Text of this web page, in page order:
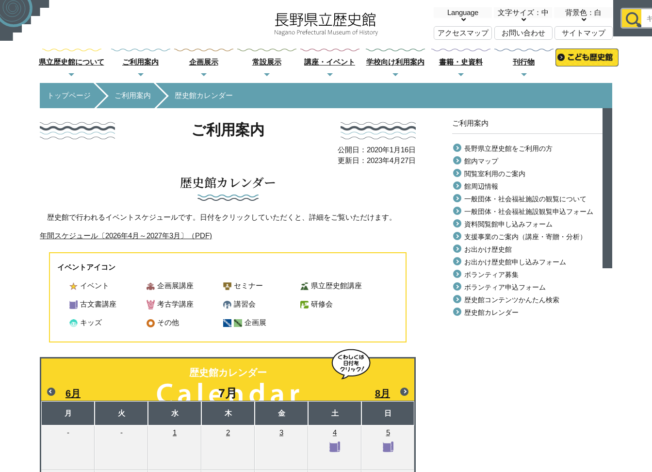
Language 文字サイズ：中 背景色：白
アクセスマップ お問い合わせ サイトマップ
県立歴史館について ご利用案内 企画展示 常設展示 講座・イベント 学校向け利用案内 書籍・史資料 刊行物
トップページ ご利用案内 歴史館カレンダー
ご利用案内
公開日：2020年1月16日
更新日：2023年4月27日
歴史館カレンダー
歴史館で行われるイベントスケジュールです。日付をクリックしていただくと、詳細をご覧いただけます。
年間スケジュール〔2026年4月～2027年3月〕（PDF)
イベントアイコン
イベント 企画展講座 セミナー 県立歴史館講座
古文書講座 考古学講座 講習会 研修会
キッズ その他 企画展
歴史館カレンダー
6月
7月 8月
月 火 水 木 金 土 日
- - 1 2 3 4 5
ご利用案内
長野県立歴史館をご利用の方
館内マップ
閲覧室利用のご案内
館周辺情報
一般団体・社会福祉施設の観覧について
一般団体・社会福祉施設観覧申込フォーム
資料閲覧館申し込みフォーム
支援事業のご案内（講座・寄贈・分析）
お出かけ歴史館
お出かけ歴史館申し込みフォーム
ボランティア募集
ボランティア申込フォーム
歴史館コンテンツかんたん検索
歴史館カレンダー